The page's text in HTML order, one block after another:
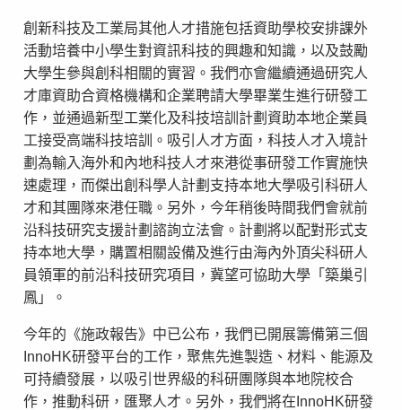
創新科技及工業局其他人才措施包括資助學校安排課外
活動培養中小學生對資訊科技的興趣和知識，以及鼓勵
大學生參與創科相關的實習。我們亦會繼續通過研究人
才庫資助合資格機構和企業聘請大學畢業生進行研發工
作，並通過新型工業化及科技培訓計劃資助本地企業員
工接受高端科技培訓。吸引人才方面，科技人才入境計
劃為輸入海外和內地科技人才來港從事研發工作實施快
速處理，而傑出創科學人計劃支持本地大學吸引科研人
才和其團隊來港任職。另外，今年稍後時間我們會就前
沿科技研究支援計劃諮詢立法會。計劃將以配對形式支
持本地大學，購置相關設備及進行由海內外頂尖科研人
員領軍的前沿科技研究項目，冀望可協助大學「築巢引
鳳」。
今年的《施政報告》中已公布，我們已開展籌備第三個
InnoHK研發平台的工作，聚焦先進製造、材料、能源及
可持續發展，以吸引世界級的科研團隊與本地院校合
作，推動科研，匯聚人才。另外，我們將在InnoHK研發